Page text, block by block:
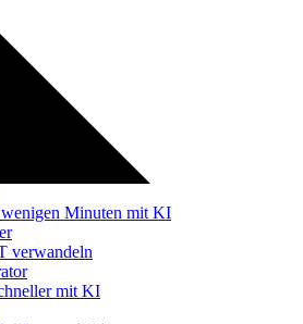
wenigen Minuten mit KI
verwandeln
mit KI